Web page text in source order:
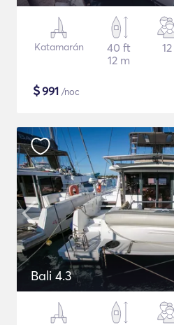
Katamarán
40 ft
12 m
12
$991 /noc
Bali 4.3